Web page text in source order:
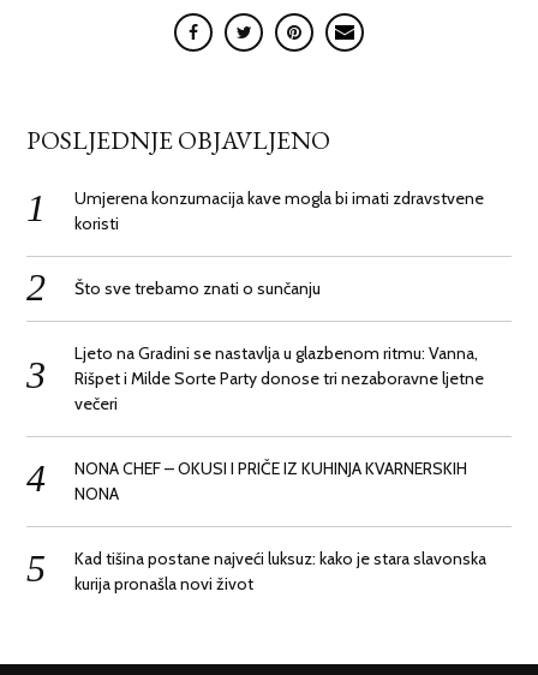
POSLJEDNJE OBJAVLJENO
Umjerena konzumacija kave mogla bi imati zdravstvene
koristi
Što sve trebamo znati o sunčanju
Ljeto na Gradini se nastavlja u glazbenom ritmu: Vanna,
Rišpet i Milde Sorte Party donose tri nezaboravne ljetne
večeri
NONA CHEF – OKUSI I PRIČE IZ KUHINJA KVARNERSKIH
NONA
Kad tišina postane najveći luksuz: kako je stara slavonska
kurija pronašla novi život